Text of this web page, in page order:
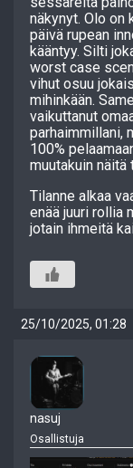
näkynyt. Olo
päivä rupean
kääntyy. Silti
worst case
vihut osuu
mihinkään.
vaikuttanut
parhaimmillani,
100%
muutakuin näitä
Tilanne alkaa
enää juuri rollia
jotain ihmeitä
25/10/2025, 01:28
nasuj
Osallistuja